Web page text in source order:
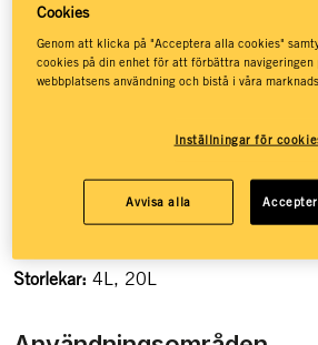
för att ge bra skydd mot korrosion.
Bra skydd mot korrosion ökar
Minskar frostspänning för högre
Storlekar: 4L, 20L
Cookies
Genom att klicka på "Acceptera alla cookies"
cookies på din enhet för att förbättra navigeringen
webbplatsens användning och bistå i våra
Inställningar för
Avvisa alla